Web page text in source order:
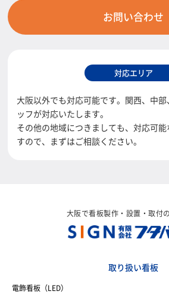
お問い合わせ
対応エリア
大阪以外でも対応可能です。関西、中
ッフが対応いたします。
その他の地域につきましても、対応可
すので、まずはご相談ください。
大阪で看板製作・設置・取付
取り扱い看板
電飾看板（LED）